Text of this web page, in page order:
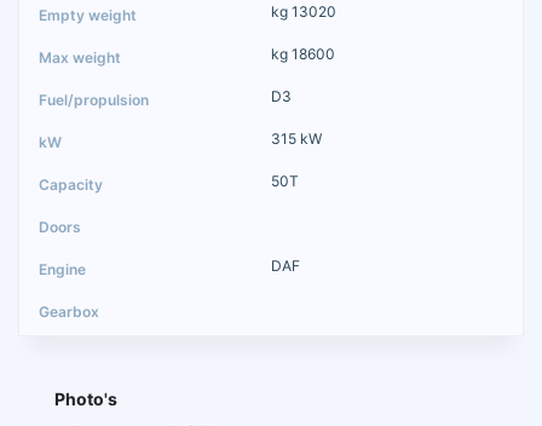
kg 13020
kg 18600
D3
315 kW
50T
DAF
Photo's